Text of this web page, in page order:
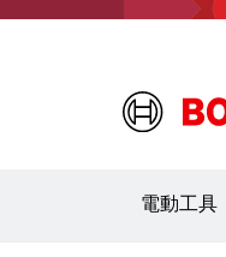
電動工具